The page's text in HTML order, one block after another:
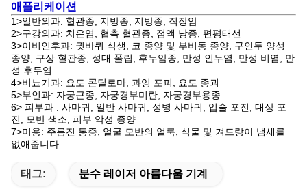
애플리케이션
1>일반외과: 혈관종, 지방종, 지방종, 직장암
2>구강외과: 치은염, 협측 혈관종, 점액 낭종, 편평태선
3>이비인후과: 귓바퀴 식생, 코 종양 및 부비동 종양, 구인두 양성
종양, 구상 혈관종, 성대 폴립, 후두암종, 만성 인두염, 만성 비염, 만
성 후두염
4>비뇨기과: 요도 콘딜로마, 과잉 포피, 요도 종괴
5>부인과: 자궁근종, 자궁경부미란, 자궁경부용종
6> 피부과 : 사마귀, 일반 사마귀, 성병 사마귀, 입술 포진, 대상 포
진, 모반 색소, 피부 악성 종양
7>미용: 주름진 통증, 얼굴 모반의 얼룩, 식물 및 겨드랑이 냄새를
없애줍니다.
태그: 분수 레이저 아름다움 기계